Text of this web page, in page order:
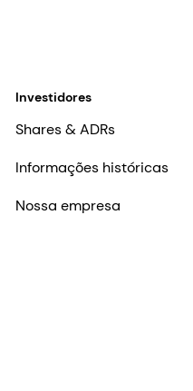
Investidores
Shares & ADRs
Informações históricas
Nossa empresa